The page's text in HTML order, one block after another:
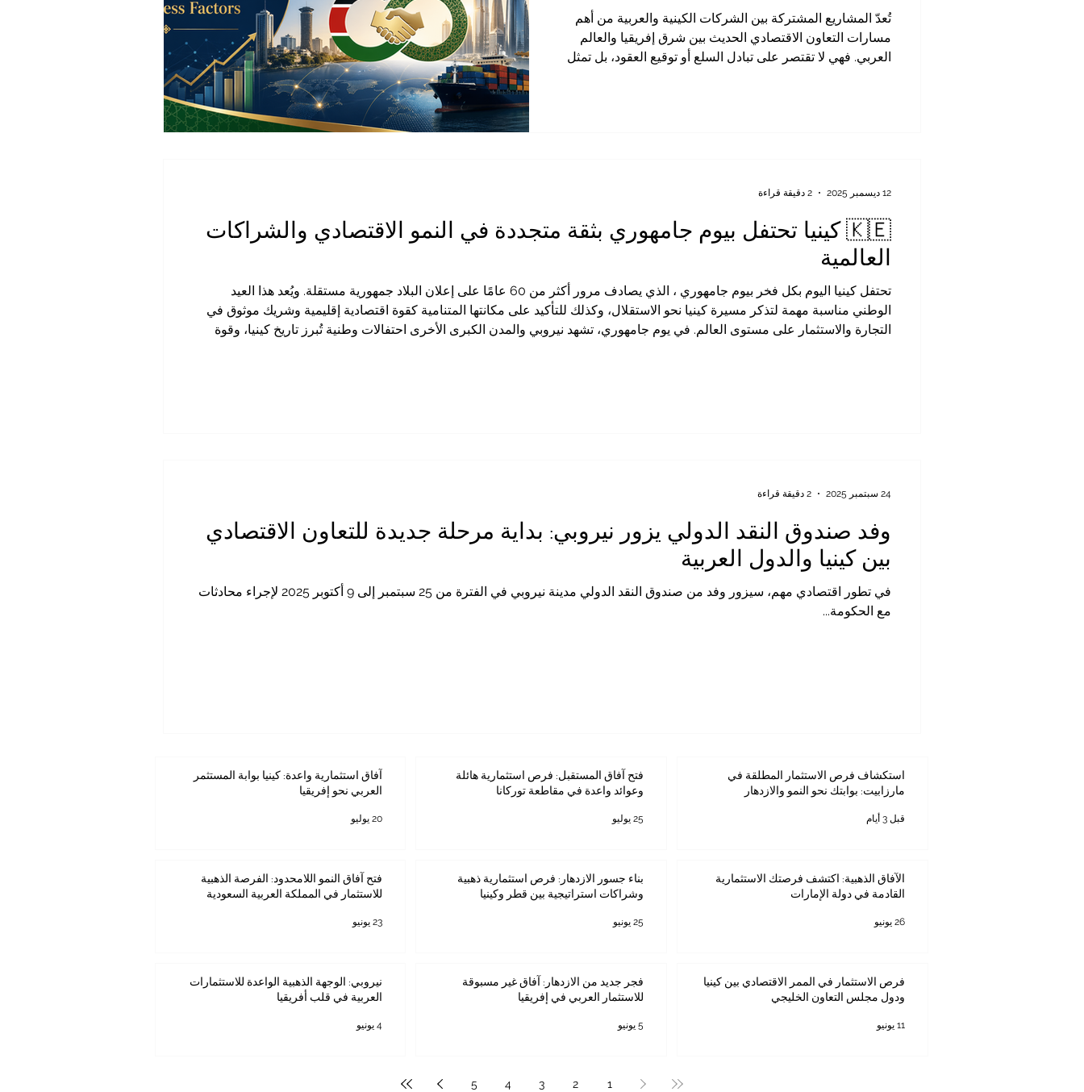
تُعدّ المشاريع المشتركة بين الشركات الكينية والعربية من أهم
مسارات التعاون الاقتصادي الحديث بين شرق إفريقيا والعالم
العربي. فهي لا تقتصر على تبادل السلع أو توقيع العقود، بل تمثل
🇰🇪 كينيا تحتفل بيوم جامهوري بثقة متجددة في النمو الاقتصادي والشراكات
العالمية
تحتفل كينيا اليوم بكل فخر بيوم جامهوري ، الذي يصادف مرور أكثر من 60 عامًا على إعلان البلاد جمهورية مستقلة. ويُعد هذا العيد
الوطني مناسبة مهمة لتذكر مسيرة كينيا نحو الاستقلال، وكذلك للتأكيد على مكانتها المتنامية كقوة اقتصادية إقليمية وشريك موثوق في
التجارة والاستثمار على مستوى العالم. في يوم جامهوري، تشهد نيروبي والمدن الكبرى الأخرى احتفالات وطنية تُبرز تاريخ كينيا، وقوة
12 ديسمبر 2025 2 دقيقة قراءة
وفد صندوق النقد الدولي يزور نيروبي: بداية مرحلة جديدة للتعاون الاقتصادي
بين كينيا والدول العربية
في تطور اقتصادي مهم، سيزور وفد من صندوق النقد الدولي مدينة نيروبي في الفترة من 25 سبتمبر إلى 9 أكتوبر 2025 لإجراء محادثات
مع الحكومة...
24 سبتمبر 2025 2 دقيقة قراءة
استكشاف فرص الاستثمار المطلقة في
مارزابيت: بوابتك نحو النمو والازدهار
قبل 3 أيام
فتح آفاق المستقبل: فرص استثمارية هائلة
وعوائد واعدة في مقاطعة توركانا
25 يوليو
آفاق استثمارية واعدة: كينيا بوابة المستثمر
العربي نحو إفريقيا
20 يوليو
الآفاق الذهبية: اكتشف فرصتك الاستثمارية
القادمة في دولة الإمارات
26 يونيو
بناء جسور الازدهار: فرص استثمارية ذهبية
وشراكات استراتيجية بين قطر وكينيا
25 يونيو
فتح آفاق النمو اللامحدود: الفرصة الذهبية
للاستثمار في المملكة العربية السعودية
23 يونيو
فرص الاستثمار في الممر الاقتصادي بين كينيا
ودول مجلس التعاون الخليجي
11 يونيو
فجر جديد من الازدهار: آفاق غير مسبوقة
للاستثمار العربي في إفريقيا
5 يونيو
نيروبي: الوجهة الذهبية الواعدة للاستثمارات
العربية في قلب أفريقيا
4 يونيو
1
2
3
4
5